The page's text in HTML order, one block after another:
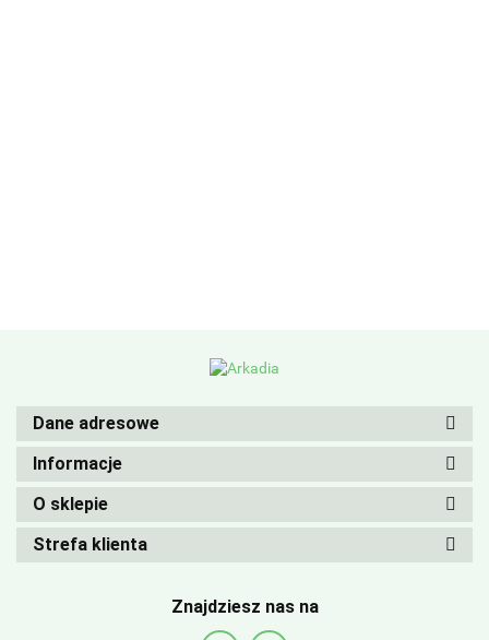
Dane adresowe
Informacje
O sklepie
Strefa klienta
Znajdziesz nas na